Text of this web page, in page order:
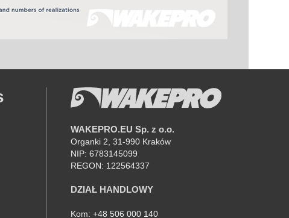
WAKEPRO.EU Sp. z o.o.
Organki 2, 31-990 Kraków
NIP: 6783145099
REGON: 122564337
DZIAŁ HANDLOWY
Kom: +48 506 000 140